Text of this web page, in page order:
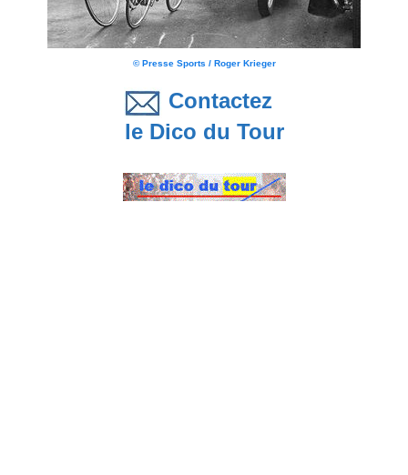
© Presse Sports / Roger Krieger
Contactez
le Dico du Tour